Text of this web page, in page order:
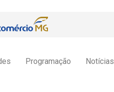
Programação Notícias